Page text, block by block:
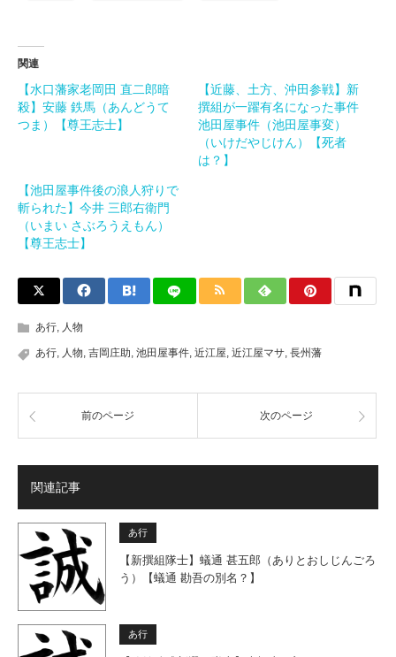
関連
【水口藩家老岡田 直二郎暗
殺】安藤 鉄馬（あんどうて
つま）【尊王志士】
【近藤、土方、沖田参戦】新
撰組が一躍有名になった事件
池田屋事件（池田屋事変）
（いけだやじけん）【死者
は？】
【池田屋事件後の浪人狩りで
斬られた】今井 三郎右衛門
（いまい さぶろうえもん）
【尊王志士】
あ行, 人物
あ行, 人物, 吉岡庄助, 池田屋事件, 近江屋, 近江屋マサ, 長州藩
前のページ 次のページ
関連記事
あ行
【新撰組隊士】蟻通 甚五郎（ありとおしじんごろ
う）【蟻通 勘吾の別名？】
あ行